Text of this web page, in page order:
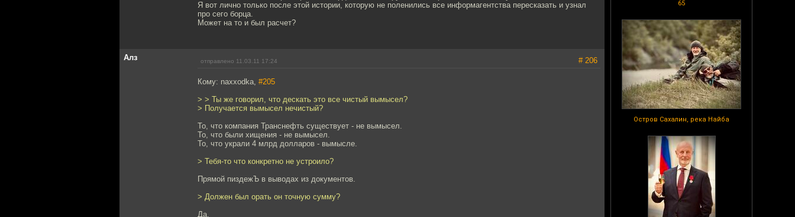
65
Остров Сахалин, река Найба
Я вот лично только после этой истории, которую не поленились все информагентства пересказать и узнал
про сего борца.
Может на то и был расчет?
Алз отправлено 11.03.11 17:24 # 206
Кому: naxxodka, #205
> > Ты же говорил, что дескать это все чистый вымысел?
> Получается вымысел нечистый?
То, что компания Транснефть существует - не вымысел.
То, что были хищения - не вымысел.
То, что украли 4 млрд долларов - вымысле.
> Тебя-то что конкретно не устроило?
Прямой пиздежЪ в выводах из документов.
> Должен был орать он точную сумму?
Да.